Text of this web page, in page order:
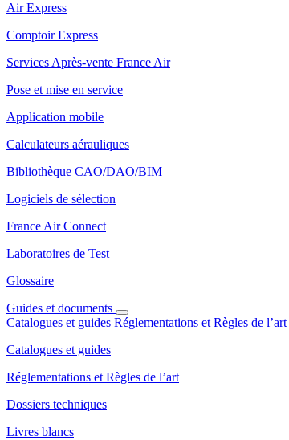
Air Express
Comptoir Express
Services Après-vente France Air
Pose et mise en service
Application mobile
Calculateurs aérauliques
Bibliothèque CAO/DAO/BIM
Logiciels de sélection
France Air Connect
Laboratoires de Test
Glossaire
Guides et documents
Catalogues et guides Réglementations et Règles de l’art
Catalogues et guides
Réglementations et Règles de l’art
Dossiers techniques
Livres blancs